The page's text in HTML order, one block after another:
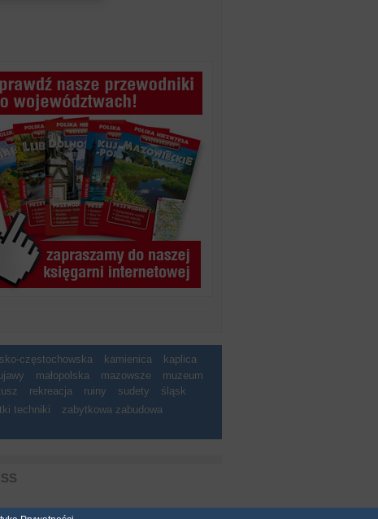
częstochowska kamienica
kaplica
małopolska mazowsze
muzeum
rekreacja ruiny sudety śląsk
techniki
zabytkowa zabudowa